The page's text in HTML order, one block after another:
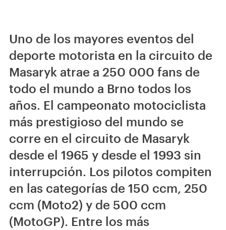
Uno de los mayores eventos del
deporte motorista en la circuito de
Masaryk atrae a 250 000 fans de
todo el mundo a Brno todos los
años. El campeonato motociclista
más prestigioso del mundo se
corre en el circuito de Masaryk
desde el 1965 y desde el 1993 sin
interrupción. Los pilotos compiten
en las categorías de 150 ccm, 250
ccm (Moto2) y de 500 ccm
(MotoGP). Entre los más